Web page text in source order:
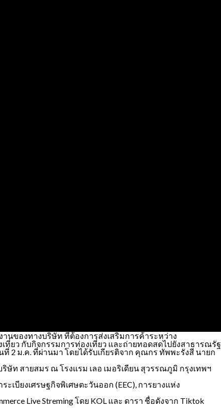
งานของทางบริษัท ที่ต้องการส่งเสริมการค้าระหว่าง
ที่ยว กับกิจกรรมการท่องเที่ยว และถ่ายทอดสดไปยังสาธารณรัฐ
ที่ 2 ม.ค. ที่ผ่านมา โดยได้รับเกียรติจาก คุณกร ทัพพะรังสี นายก
ษัท สายสมร ณ โรงแรม เลอ เมอริเดียน สุวรรณภูมิ กรุงเทพฯ
บียงเศรษฐกิจพิเศษตะวันออก (EEC), การยางแห่ง
Live Streming โดย KOL และ ดารา ชื่อดังจาก Tiktok